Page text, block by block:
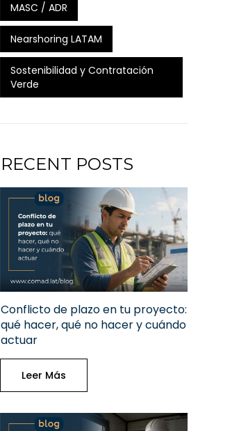
MASC / ADR
Nearshoring LATAM
Sostenibilidad y Contratación
Verde
RECENT POSTS
Conflicto de plazo en tu proyecto:
qué hacer, qué no hacer y cuándo
actuar
Leer Más